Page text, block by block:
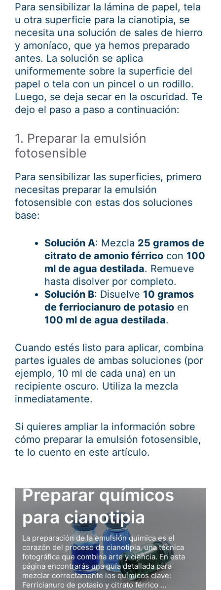
Para sensibilizar la lámina de papel, tela
u otra superficie para la cianotipia, se
necesita una solución de sales de hierro
y amoníaco, que ya hemos preparado
antes. La solución se aplica
uniformemente sobre la superficie del
papel o tela con un pincel o un rodillo.
Luego, se deja secar en la oscuridad. Te
dejo el paso a paso a continuación:
1. Preparar la emulsión
fotosensible
Para sensibilizar las superficies, primero
necesitas preparar la emulsión
fotosensible con estas dos soluciones
base:
Solución A: Mezcla 25 gramos de
citrato de amonio férrico con 100
ml de agua destilada. Remueve
hasta disolver por completo.
Solución B: Disuelve 10 gramos
de ferriocianuro de potasio en
100 ml de agua destilada.
Cuando estés listo para aplicar, combina
partes iguales de ambas soluciones (por
ejemplo, 10 ml de cada una) en un
recipiente oscuro. Utiliza la mezcla
inmediatamente.
Si quieres ampliar la información sobre
cómo preparar la emulsión fotosensible,
te lo cuento en este artículo.
Preparar químicos
para cianotipia
La preparación de la emulsión química es el
corazón del proceso de cianotipia, una técnica
fotográfica que combina arte y ciencia. En esta
página encontrarás una guía detallada para
mezclar correctamente los químicos clave:
Ferricianuro de potasio y citrato férrico …